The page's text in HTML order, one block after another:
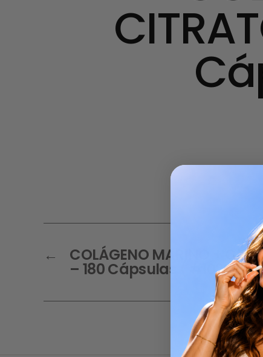
← COLÁGENO MARINO +
– 180 Cápsulas ( #10206 )